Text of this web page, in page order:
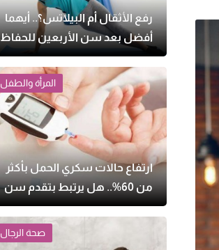
رفع الأثقال أم البيلاتس؟.. أيهما
أفضل بعد سن الأربعين للحفاظ
على الصحة؟
المرأة والطفل
ارتفاع حالات سكري الحمل بأكثر
من 60%.. هل يرتبط بتقدم سن
الأمهات وزيادة الوزن؟
صحة الرجال